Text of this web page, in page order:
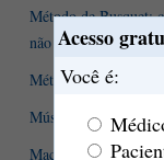
Acesso
Você é:
Método de Busquet:
não deve?
Métodos
Música para surdos
Maca peruana - O